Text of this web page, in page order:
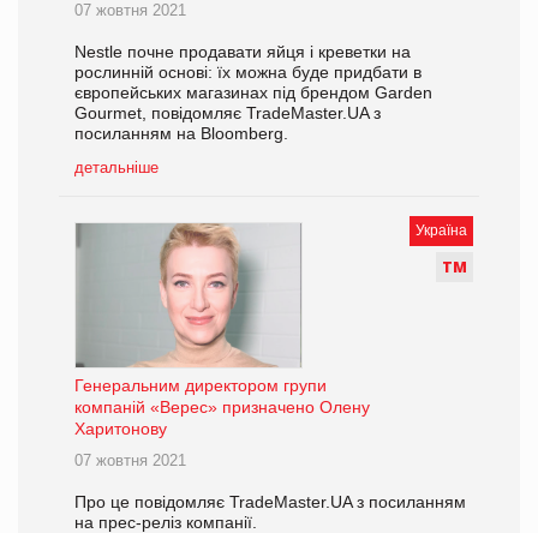
07 жовтня 2021
Nestle почне продавати яйця і креветки на
рослинній основі: їх можна буде придбати в
європейських магазинах під брендом Garden
Gourmet, повідомляє TradeMaster.UA з
посиланням на Bloomberg.
детальніше
Україна
ТМ
Генеральним директором групи
компаній «Верес» призначено Олену
Харитонову
07 жовтня 2021
Про це повідомляє TradeMaster.UA з посиланням
на прес-реліз компанії.